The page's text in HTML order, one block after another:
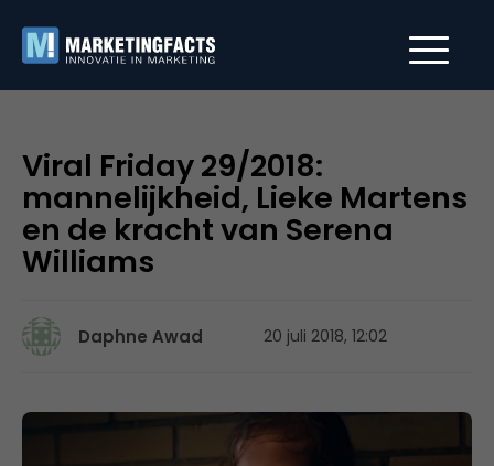
Viral Friday 29/2018:
mannelijkheid, Lieke Martens
en de kracht van Serena
Williams
Daphne Awad 20 juli 2018, 12:02